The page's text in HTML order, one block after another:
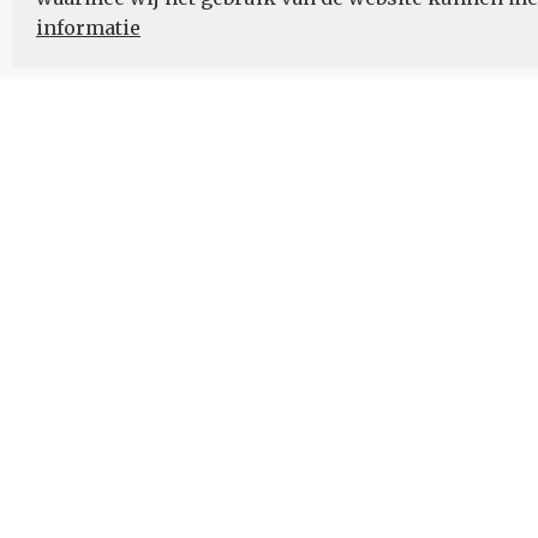
informatie